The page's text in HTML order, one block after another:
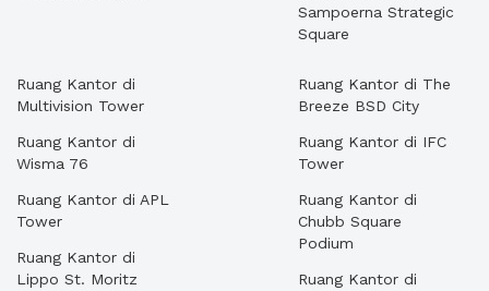
Sampoerna Strategic
Square
Ruang Kantor di
Multivision Tower
Ruang Kantor di
Wisma 76
Ruang Kantor di APL
Tower
Ruang Kantor di
Lippo St. Moritz
Ruang Kantor di The
Breeze BSD City
Ruang Kantor di IFC
Tower
Ruang Kantor di
Chubb Square
Podium
Ruang Kantor di